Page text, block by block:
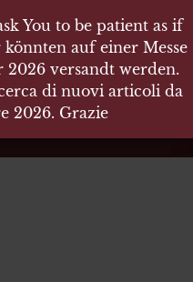
You to be patient as if
auf einer Messe
2026 versandt werden.
di nuovi articoli da
2026. Grazie
You to be patient as if
auf einer Messe
2026 versandt werden.
di nuovi articoli da
2026. Grazie